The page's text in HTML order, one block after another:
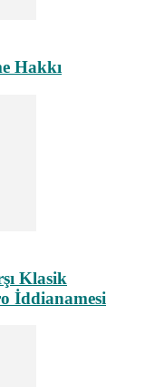
Hakkı
Klasik
İddianamesi